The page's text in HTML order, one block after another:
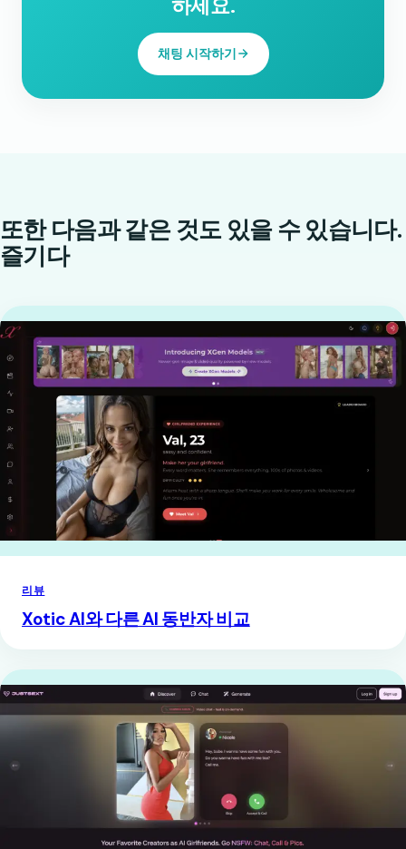
하세요.
채팅 시작하기
또한 다음과 같은 것도 있을 수 있습니다.
즐기다
리뷰
Xotic AI와 다른 AI 동반자 비교